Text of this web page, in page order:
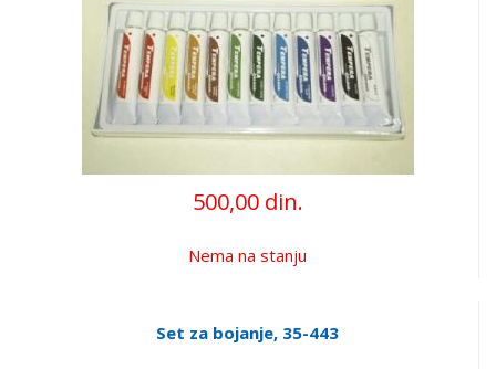
500,00 din.
Nema na stanju
Set za bojanje, 35-443